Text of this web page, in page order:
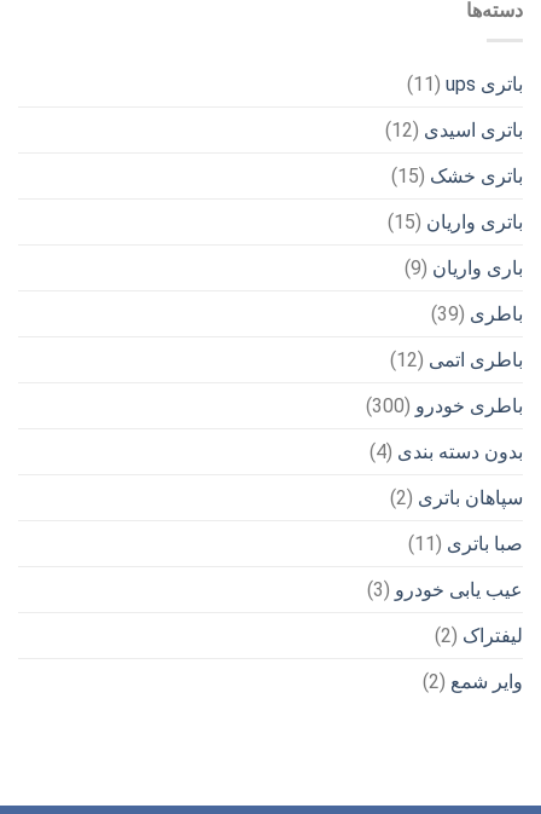
دسته‌ها
باتری ups
(11)
باتری اسیدی (12)
باتری خشک (15)
باتری واریان (15)
باری واریان (9)
باطری (39)
باطری اتمی (12)
باطری خودرو (300)
بدون دسته بندی (4)
سپاهان باتری (2)
صبا باتری (11)
عیب یابی خودرو (3)
لیفتراک (2)
وایر شمع (2)